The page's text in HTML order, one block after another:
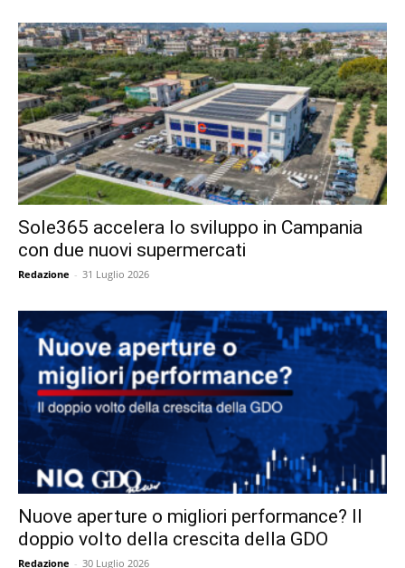
Sole365 accelera lo sviluppo in Campania
con due nuovi supermercati
Redazione - 31 Luglio 2026
Nuove aperture o migliori performance? Il
doppio volto della crescita della GDO
Redazione - 30 Luglio 2026